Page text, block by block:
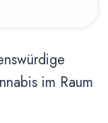
im Raum